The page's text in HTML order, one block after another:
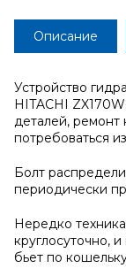
Описание
Устройство
HITACHI
деталей,
потребоваться
Болт
периодически
Нередко
круглосуточно,
бьет по